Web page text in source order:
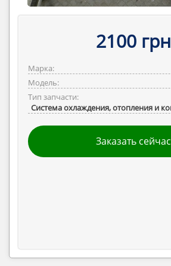
2100 грн
Марка:
Модель:
Тип запчасти:
Система охлаждения, отопления и
Заказать сейчас